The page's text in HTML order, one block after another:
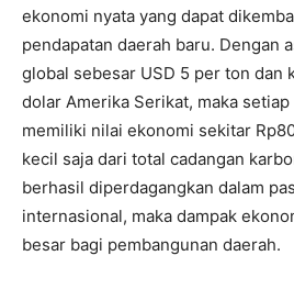
ekonomi nyata yang dapat
pendapatan daerah baru. Dengan
global sebesar USD 5 per ton dan
dolar Amerika Serikat, maka
memiliki nilai ekonomi sekitar
kecil saja dari total cadangan
berhasil diperdagangkan dalam
internasional, maka dampak
besar bagi pembangunan daerah.